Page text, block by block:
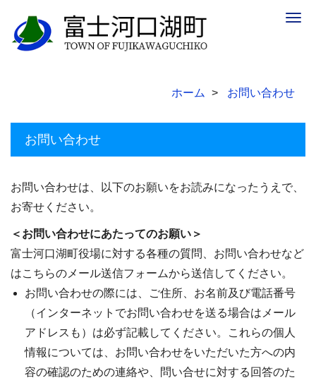
ホーム お問い合わせ
お問い合わせ
お問い合わせは、以下のお願いをお読みになったうえで、
お寄せください。
＜お問い合わせにあたってのお願い＞
富士河口湖町役場に対する各種の質問、お問い合わせなど
はこちらのメール送信フォームから送信してください。
お問い合わせの際には、ご住所、お名前及び電話番号
（インターネットでお問い合わせを送る場合はメール
アドレスも）は必ず記載してください。これらの個人
情報については、お問い合わせをいただいた方への内
容の確認のための連絡や、問い合せに対する回答のた